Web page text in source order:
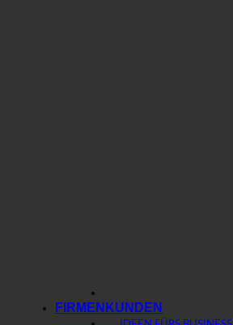
FIRMENKUNDEN